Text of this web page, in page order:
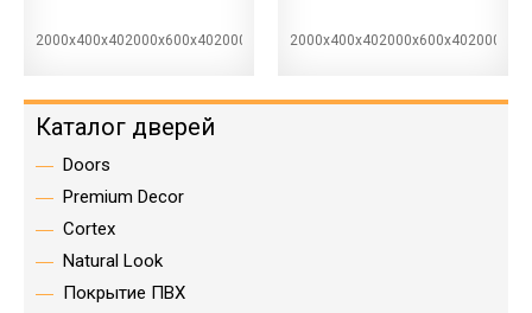
2000х400х402000х600х402000х700х402000х800х402000х900х40
Каталог дверей
Doors
Premium Decor
Cortex
Natural Look
Покрытие ПВХ